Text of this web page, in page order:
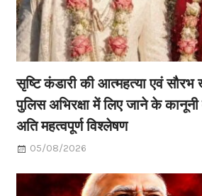
सृष्टि कंडारी की आत्महत्या एवं सौरभ
पुलिस अभिरक्षा में लिए जाने के कानूनी
अति महत्वपूर्ण विश्लेषण
05/08/2026